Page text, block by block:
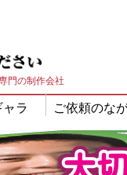
門の制作会社
ラ ご依頼のな